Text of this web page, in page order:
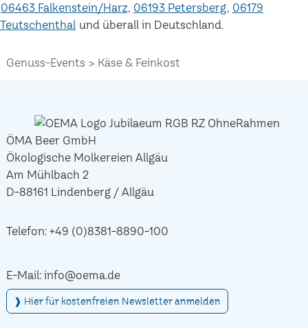
06463 Falkenstein/Harz 06193 Petersberg 06179
Teutschenthal und überall in Deutschland.
Genuss-Events Käse & Feinkost
ÖMA Beer GmbH
Ökologische Molkereien Allgäu
Am Mühlbach 2
D-88161 Lindenberg / Allgäu
Telefon: +49 (0)8381-8890-100
E-Mail: info@oema.de
❱ Hier für kostenfreien Newsletter anmelden